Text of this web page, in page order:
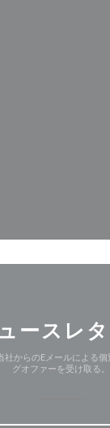
きます))
ースレ
からのEメールによる
グオファーを受け取る。